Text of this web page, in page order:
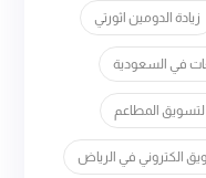
زيادة الدومين اثورتي
في السعودية
لتسويق المطاعم
الكتروني في الرياض